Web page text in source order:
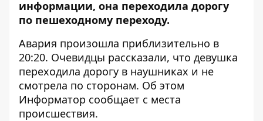
информации, она переходила дорогу
по пешеходному переходу.
Авария произошла приблизительно в
20:20. Очевидцы рассказали, что девушка
переходила дорогу в наушниках и не
смотрела по сторонам. Об этом
Информатор сообщает с места
происшествия.